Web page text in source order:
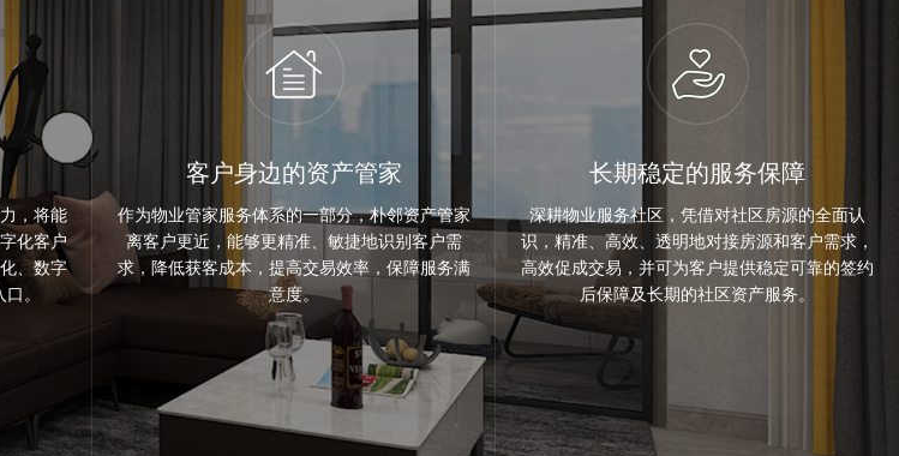
，将能
化客户
、数字
。
客户身边的资产管家
作为物业管家服务体系的一部分，朴邻资产管家
离客户更近，能够更精准、敏捷地识别客户需
求，降低获客成本，提高交易效率，保障服务满
意度。
长期稳定的服务保障
深耕物业服务社区，凭借对社区房源的全面认
识，精准、高效、透明地对接房源和客户需求，
高效促成交易，并可为客户提供稳定可靠的签约
后保障及长期的社区资产服务。